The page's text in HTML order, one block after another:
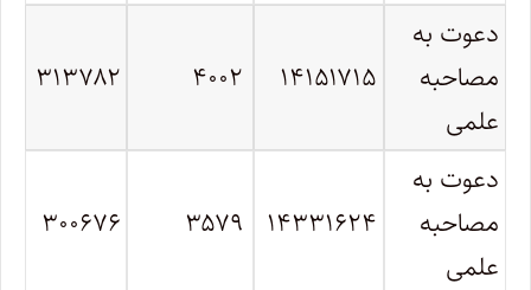
دعوت به
مصاحبه
علمی
۱۴۱۵۱۷۱۵ ۴۰۰۲ ۳۱۳۷۸۲
دعوت به
مصاحبه
علمی
۱۴۳۳۱۶۲۴ ۳۵۷۹ ۳۰۰۶۷۶